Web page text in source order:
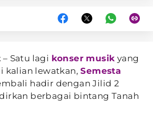
– Satu lagi konser musik yang
kalian lewatkan,Semesta
hadir dengan Jilid 2
berbagai bintang Tanah